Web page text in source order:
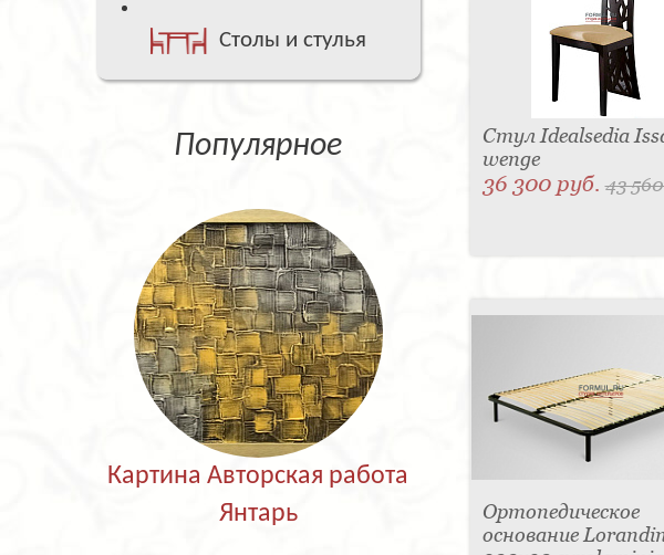
Столы и стулья
Популярное
Картина Авторская работа
Янтарь
Стул Idealsedia
wenge
36 300 руб.43
Ортопедическое
основание